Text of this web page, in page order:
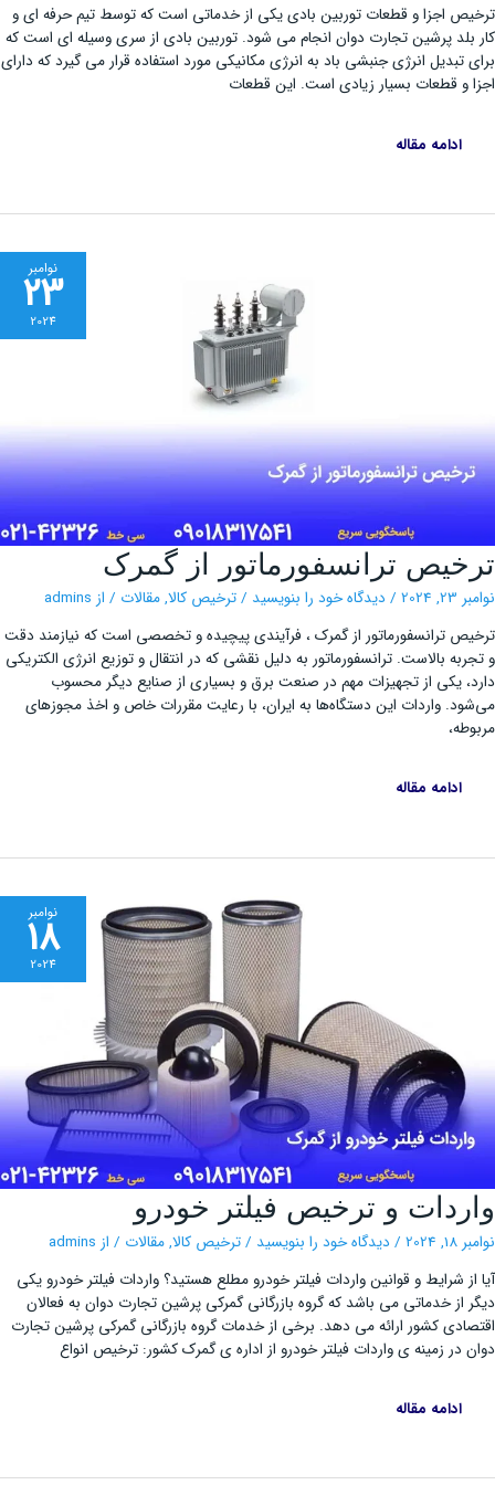
اجزا و قطعات توربین بادی یکی از خدماتی است که توسط تیم حرفه ای و
بلد پرشین تجارت دوان انجام می شود. توربین بادی از سری وسیله ای است که
تبدیل انرژی جنبشی باد به انرژی مکانیکی مورد استفاده قرار می گیرد که دارای
و قطعات بسیار زیادی است. این قطعات
ادامه مقاله
ترانسفورماتور از گمرک
2024
/دیدگاه‌ خود را بنویسید/ترخیص کالا ,مقالات/ از admins
ترانسفورماتور از گمرک ، فرآیندی پیچیده و تخصصی است که نیازمند دقت
بالاست. ترانسفورماتور به دلیل نقشی که در انتقال و توزیع انرژی الکتریکی
یکی از تجهیزات مهم در صنعت برق و بسیاری از صنایع دیگر محسوب
واردات این دستگاه‌ها به ایران، با رعایت مقررات خاص و اخذ مجوزهای
ترخیص
ترانسفورماتور
از
گمرک
ادامه مقاله
نوامبر
23
2024
و ترخیص فیلتر خودرو
2024
/دیدگاه‌ خود را بنویسید/ترخیص کالا ,مقالات/ از admins
شرایط و قوانین واردات فیلتر خودرو مطلع هستید؟ واردات فیلتر خودرو یکی
از خدماتی می باشد که گروه بازرگانی گمرکی پرشین تجارت دوان به فعالان
کشور ارائه می دهد. برخی از خدمات گروه بازرگانی گمرکی پرشین تجارت
در زمینه ی واردات فیلتر خودرو از اداره ی گمرک کشور: ترخیص انواع
واردات
و
ترخیص
فیلتر
خودرو
ادامه مقاله
نوامبر
18
2024